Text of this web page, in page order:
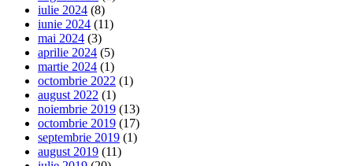
iulie 2024 (8)
iunie 2024 (11)
mai 2024 (3)
aprilie 2024 (5)
martie 2024 (1)
octombrie 2022 (1)
august 2022 (1)
noiembrie 2019 (13)
octombrie 2019 (17)
septembrie 2019 (1)
august 2019 (11)